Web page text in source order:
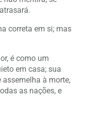
correta em si; mas
é como um
em casa; sua
assemelha à morte,
as nações, e